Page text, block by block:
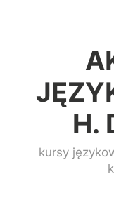
H.
kursy